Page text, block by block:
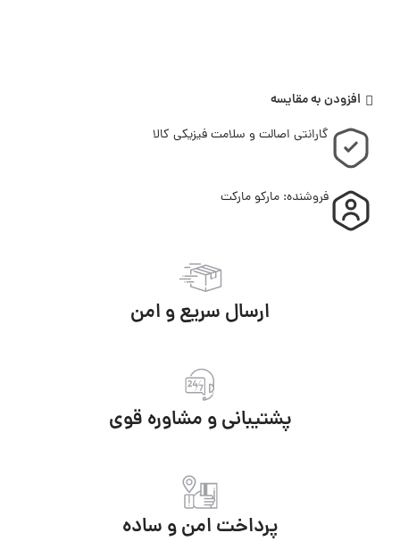
افزودن به مقایسه
گارانتی اصالت و سلامت فیزیکی کالا
فروشنده: مارکو مارکت
ارسال سریع و امن
پشتیبانی و مشاوره قوی
پرداخت امن و ساده